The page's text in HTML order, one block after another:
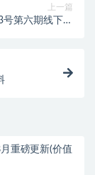
上一篇
第六期线下课
重磅更新(价值